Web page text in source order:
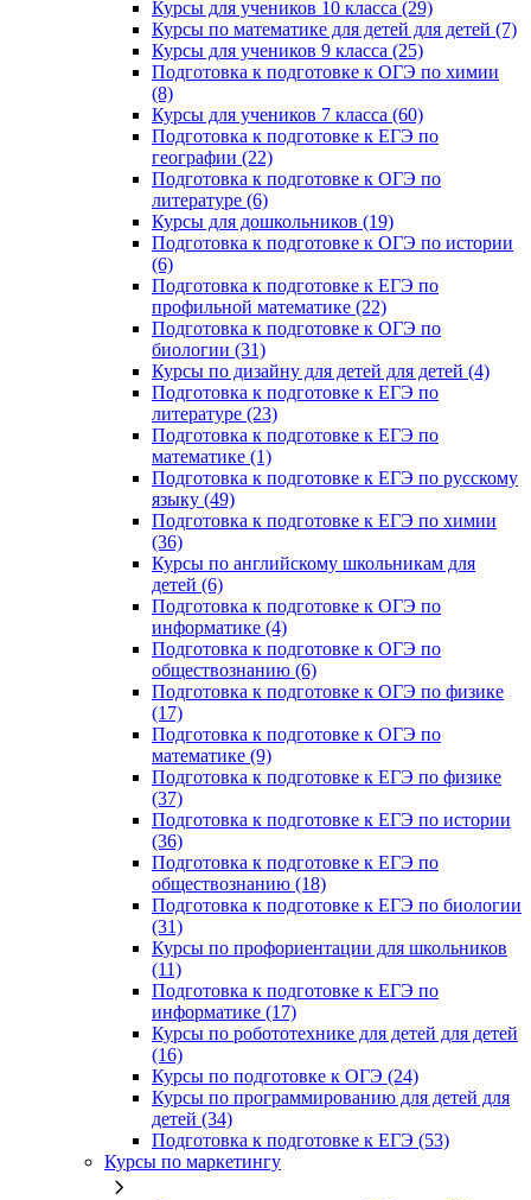
Курсы для учеников 10 класса (29)
Курсы по математике для детей для детей (7)
Курсы для учеников 9 класса (25)
Подготовка к подготовке к ОГЭ по химии
(8)
Курсы для учеников 7 класса (60)
Подготовка к подготовке к ЕГЭ по
географии (22)
Подготовка к подготовке к ОГЭ по
литературе (6)
Курсы для дошкольников (19)
Подготовка к подготовке к ОГЭ по истории
(6)
Подготовка к подготовке к ЕГЭ по
профильной математике (22)
Подготовка к подготовке к ОГЭ по
биологии (31)
Курсы по дизайну для детей для детей (4)
Подготовка к подготовке к ЕГЭ по
литературе (23)
Подготовка к подготовке к ЕГЭ по
математике (1)
Подготовка к подготовке к ЕГЭ по русскому
языку (49)
Подготовка к подготовке к ЕГЭ по химии
(36)
Курсы по английскому школьникам для
детей (6)
Подготовка к подготовке к ОГЭ по
информатике (4)
Подготовка к подготовке к ОГЭ по
обществознанию (6)
Подготовка к подготовке к ОГЭ по физике
(17)
Подготовка к подготовке к ОГЭ по
математике (9)
Подготовка к подготовке к ЕГЭ по физике
(37)
Подготовка к подготовке к ЕГЭ по истории
(36)
Подготовка к подготовке к ЕГЭ по
обществознанию (18)
Подготовка к подготовке к ЕГЭ по биологии
(31)
Курсы по профориентации для школьников
(11)
Подготовка к подготовке к ЕГЭ по
информатике (17)
Курсы по робототехнике для детей для детей
(16)
Курсы по подготовке к ОГЭ (24)
Курсы по программированию для детей для
детей (34)
Подготовка к подготовке к ЕГЭ (53)
Курсы по маркетингу